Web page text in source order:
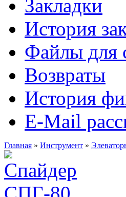
Закладки
История
Файлы для
Возвраты
История
E-Mail
Главная » Инструмент »